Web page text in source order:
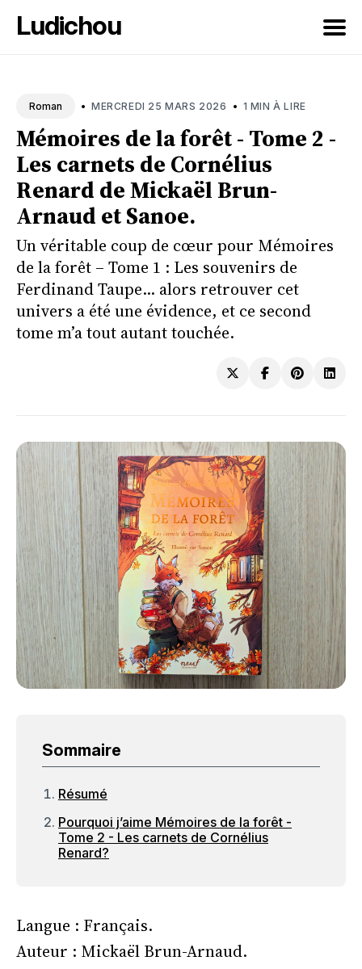
Ludichou
blog
Roman • MERCREDI 25 MARS 2026 • 1 MIN À LIRE
Mémoires de la forêt - Tome 2 -
Les carnets de Cornélius
Renard de Mickaël Brun-
Arnaud et Sanoe.
Un véritable coup de cœur pour Mémoires
de la forêt – Tome 1 : Les souvenirs de
Ferdinand Taupe... alors retrouver cet
univers a été une évidence, et ce second
tome m’a tout autant touchée.
Sommaire
Résumé
Pourquoi j’aime Mémoires de la forêt -
Tome 2 - Les carnets de Cornélius
Renard?
Langue : Français.
Auteur : Mickaël Brun-Arnaud.